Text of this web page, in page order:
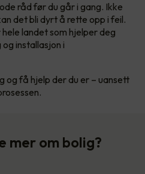
råd før du går i gang. Ikke
det bli dyrt å rette opp i feil.
landet som hjelper deg
installasjon i
og få hjelp der du er – uansett
mer om bolig?